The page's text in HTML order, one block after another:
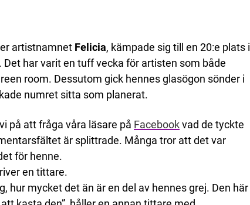
artistnamnet Felicia, kämpade sig till en 20:e plats i
Det har varit en tuff vecka för artisten som både
room. Dessutom gick hennes glasögon sönder i
numret sitta som planerat.
på att fråga våra läsare på Facebookvad de tyckte
är splittrade. Många tror att det var
för henne.
en tittare.
hur mycket det än är en del av hennes grej. Den här